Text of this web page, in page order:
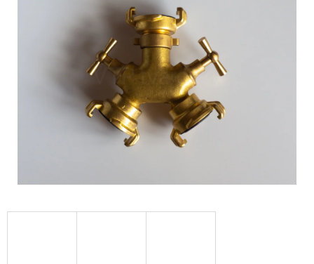
hvězdiček.